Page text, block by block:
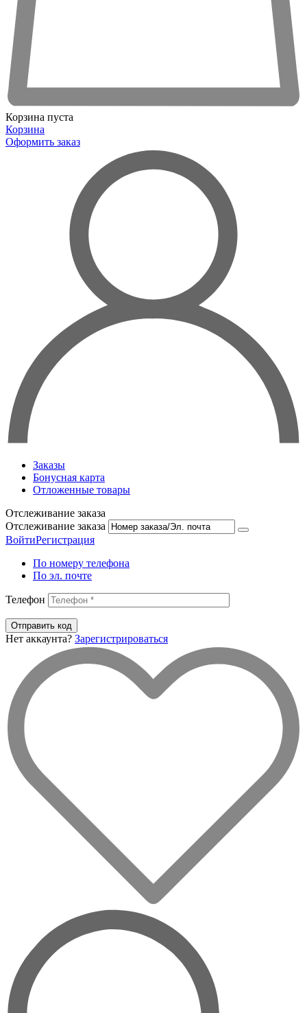
Корзина пуста
Корзина
Оформить заказ
Заказы
Бонусная карта
Отложенные товары
Отслеживание заказа
Отслеживание заказа
ВойтиРегистрация
По номеру телефона
По эл. почте
Телефон
Отправить код
Нет аккаунта? Зарегистрироваться